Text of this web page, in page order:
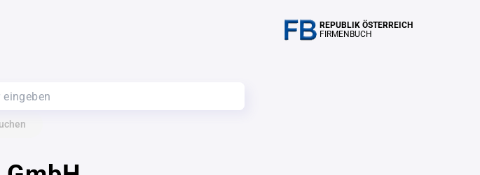
REPUBLIK ÖSTERREICH
FIRMENBUCH